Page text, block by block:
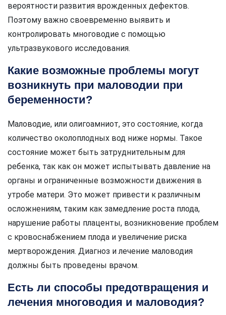
вероятности развития врожденных дефектов.
Поэтому важно своевременно выявить и
контролировать многоводие с помощью
ультразвукового исследования.
Какие возможные проблемы могут
возникнуть при маловодии при
беременности?
Маловодие, или олигоамниот, это состояние, когда
количество околоплодных вод ниже нормы. Такое
состояние может быть затруднительным для
ребенка, так как он может испытывать давление на
органы и ограниченные возможности движения в
утробе матери. Это может привести к различным
осложнениям, таким как замедление роста плода,
нарушение работы плаценты, возникновение проблем
с кровоснабжением плода и увеличение риска
мертворождения. Диагноз и лечение маловодия
должны быть проведены врачом.
Есть ли способы предотвращения и
лечения многоводия и маловодия?